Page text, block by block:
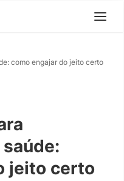
como engajar do jeito certo
jeito certo